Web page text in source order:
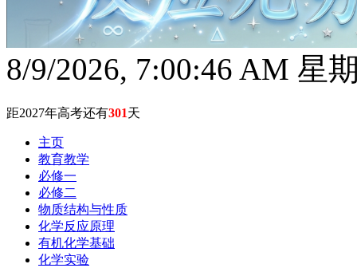
8/9/2026, 7:00:47 AM 星
距2027年高考还有301天
主页
教育教学
必修一
必修二
物质结构与性质
化学反应原理
有机化学基础
化学实验